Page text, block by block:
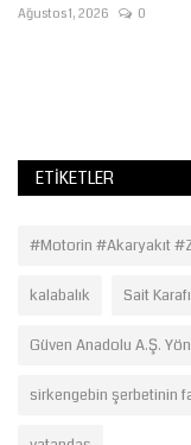
Ağustos 1, 2026 0
ETIKETLER
#Motorin #Akaryakıt
kalabalık Sait
Güven Anadolu A.Ş.
sirkengebin şerbetinin